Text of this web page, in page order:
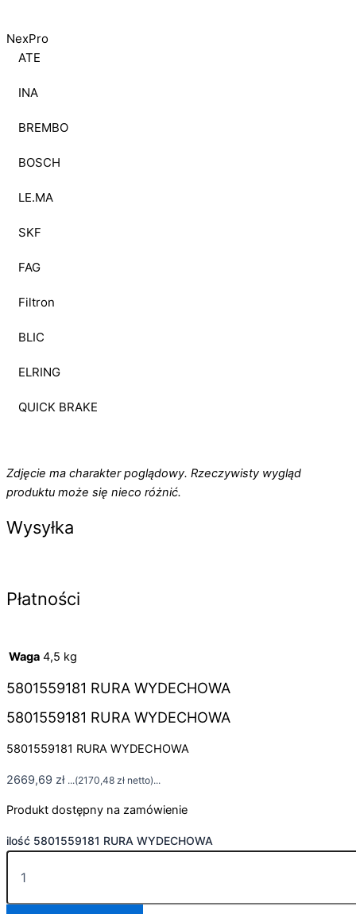
NexPro
ATE
INA
BREMBO
BOSCH
LE.MA
SKF
FAG
Filtron
BLIC
ELRING
QUICK BRAKE
Zdjęcie ma charakter poglądowy. Rzeczywisty wygląd
produktu może się nieco różnić.
Wysyłka
Płatności
Waga 4,5 kg
5801559181 RURA WYDECHOWA
5801559181 RURA WYDECHOWA
5801559181 RURA WYDECHOWA
2669,69 zł ...(2170,48 zł netto)...
Produkt dostępny na zamówienie
ilość 5801559181 RURA WYDECHOWA